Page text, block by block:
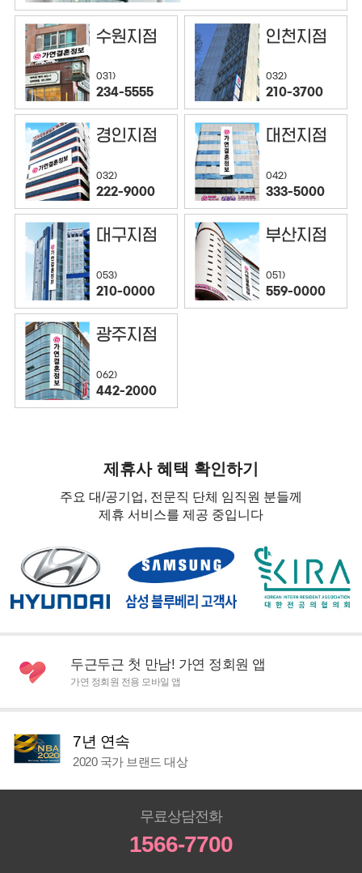
수원지점
031)
234-5555
인천지점
032)
210-3700
경인지점
032)
222-9000
대전지점
042)
333-5000
대구지점
053)
210-0000
부산지점
051)
559-0000
광주지점
062)
442-2000
제휴사 혜택 확인하기
주요 대/공기업, 전문직 단체 임직원 분들께
제휴 서비스를 제공 중입니다
두근두근 첫 만남! 가연 정회원 앱
가연 정회원 전용 모바일 앱
7년 연속
2020 국가 브랜드 대상
무료상담전화
1566-7700